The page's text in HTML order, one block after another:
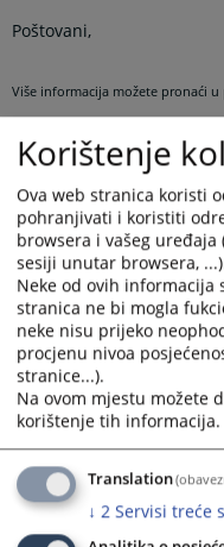
Poštovani,
Više informacija možete pronaći u
S poštovanjem
Prikazana vijest je na:
Prateći
Informacija o radu
Korištenje
Ova web stranica koristi
pohranjivati i koristiti
browsera i vašeg
sesiji unutar browsera,
Neke od ovih informacija
stranica ne bi mogla
neke nisu prijeko
procjenu nivoa
stranice...).
Na ovom mjestu možete
korištenje tih informacija.
Translation
↓ 2 Servisi treće